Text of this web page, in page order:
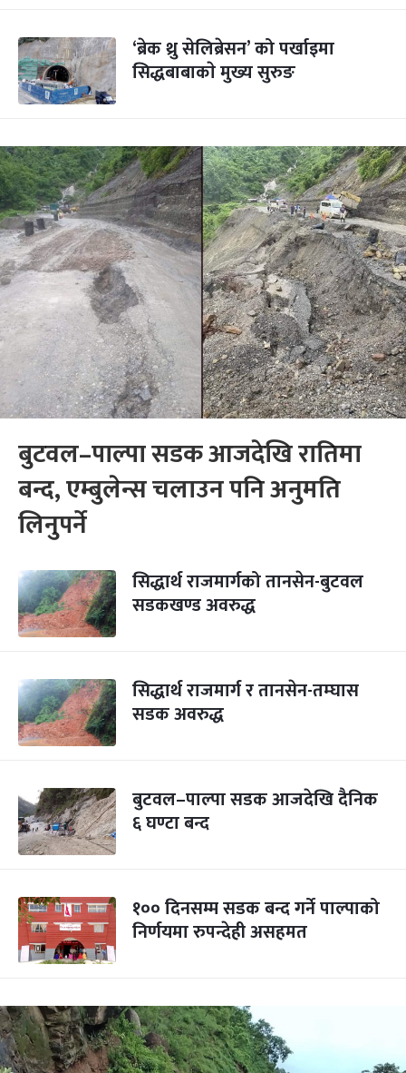
‘ब्रेक थ्रु सेलिब्रेसन’ को पर्खाइमा
सिद्धबाबाकाे मुख्य सुरुङ
बुटवल–पाल्पा सडक आजदेखि रातिमा
बन्द, एम्बुलेन्स चलाउन पनि अनुमति
लिनुपर्ने
सिद्धार्थ राजमार्गको तानसेन-बुटवल
सडकखण्ड अवरुद्ध
सिद्धार्थ राजमार्ग र तानसेन-तम्घास
सडक अवरुद्ध
बुटवल–पाल्पा सडक आजदेखि दैनिक
६ घण्टा बन्द
१०० दिनसम्म सडक बन्द गर्ने पाल्पाको
निर्णयमा रुपन्देही असहमत